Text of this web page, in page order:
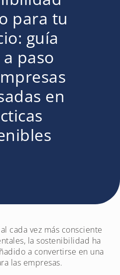
para tu
guía
paso
en
cada vez más consciente
la sostenibilidad ha
a convertirse en una
las empresas.